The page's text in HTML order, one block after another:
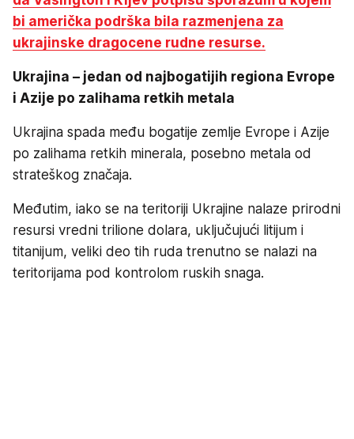
bi američka podrška bila razmenjena za
ukrajinske dragocene rudne resurse.
Ukrajina – jedan od najbogatijih regiona Evrope
i Azije po zalihama retkih metala
Ukrajina spada među bogatije zemlje Evrope i Azije
po zalihama retkih minerala, posebno metala od
strateškog značaja.
Međutim, iako se na teritoriji Ukrajine nalaze prirodni
resursi vredni trilione dolara, uključujući litijum i
titanijum, veliki deo tih ruda trenutno se nalazi na
teritorijama pod kontrolom ruskih snaga.